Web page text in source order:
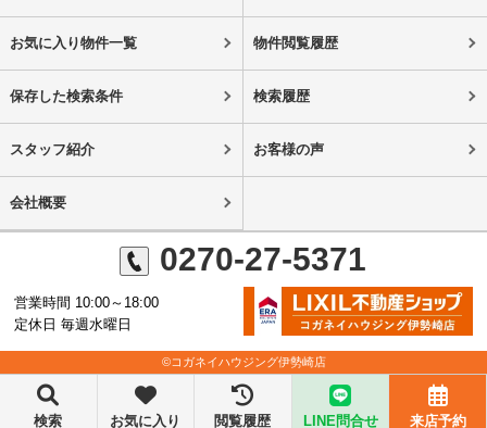
お気に入り物件一覧 物件閲覧履歴
保存した検索条件 検索履歴
スタッフ紹介 お客様の声
会社概要
0270-27-5371
営業時間 10:00～18:00
定休日 毎週水曜日
©コガネイハウジング伊勢崎店
検索 お気に入り 閲覧履歴 LINE問合せ 来店予約